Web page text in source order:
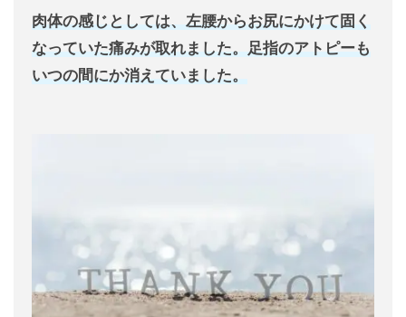
肉体の感じとしては、左腰からお尻にかけて固く
なっていた痛みが取れました。足指のアトピーも
いつの間にか消えていました。